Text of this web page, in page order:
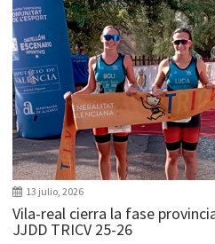
13 julio, 2026
Vila-real cierra la fase
JJDD TRICV 25-26